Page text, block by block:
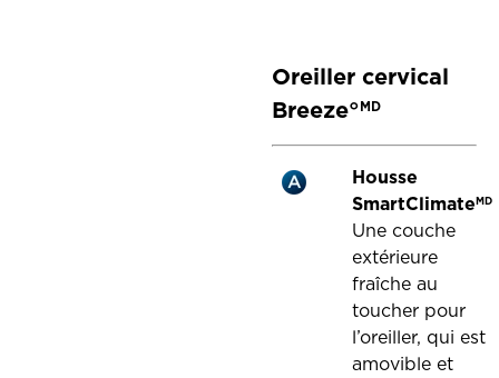
Oreiller cervical
Breeze°MD
Housse
SmartClimateMD
Une couche
extérieure
fraîche au
toucher pour
l’oreiller, qui est
amovible et